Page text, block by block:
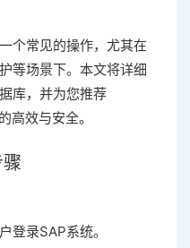
个常见的操作，尤其在
等场景下。本文将详细
库，并为您推荐
高效与安全。
登录SAP系统。